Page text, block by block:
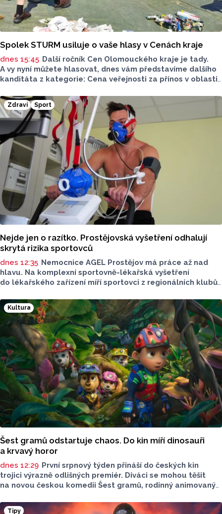
Spolek STURM usiluje o vaše hlasy v Cenách kraje
dnes 15:45 Další ročník Cen Olomouckého kraje je tady.
A vy nyní můžete hlasovat, dnes vám představíme dalšího
kanditáta z kategorie: Cena veřejnosti za přínos v oblasti
v kategorii: Významný počin v ochraně životního prostředí -
právnická osoba.
Zdraví Sport
Nejde jen o razítko. Prostějovská vyšetření odhalují
skrytá rizika sportovců
dnes 12:35 Nemocnice AGEL Prostějov má práce až nad
hlavu. Na komplexní sportovně-lékařská vyšetření
do lékařského zařízení míří sportovci z regionálních klubů,
o tom tisková mluvčí nemocnice Radka Miloševská.
V Prostějově vyšetřují i sportovce z Moravskoslezského,
Zlínského nebo Jihomoravského kraje.
Kultura
Šest gramů odstartuje chaos. Do kin míří dinosauři
a krvavý horor
dnes 12:29 První srpnový týden přináší do českých kin
trojici výrazně odlišných premiér. Diváci se mohou těšit
na novou českou komedii Šest gramů, rodinný animovaný
který je určen pouze dospělým divákům. Filmové novinky
Tipy